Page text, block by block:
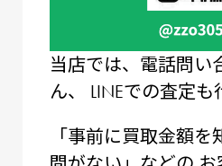
当店では、電話問い
ん、
LINEでの査定も
「事前に買取⾦額